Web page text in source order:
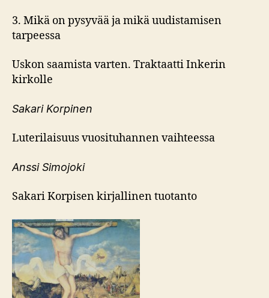
3. Mikä on pysyvää ja mikä uudistamisen
tarpeessa
Uskon saamista varten. Traktaatti Inkerin
kirkolle
Sakari Korpinen
Luterilaisuus vuosituhannen vaihteessa
Anssi Simojoki
Sakari Korpisen kirjallinen tuotanto